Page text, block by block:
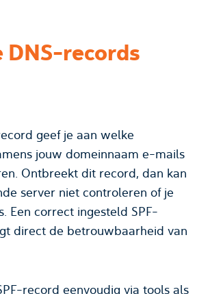
DNS-records
geef je aan welke
jouw domeinnaam e-mails
Ontbreekt dit record, dan kan
server niet controleren of je
Een correct ingesteld SPF-
direct de betrouwbaarheid van
record eenvoudig via tools als